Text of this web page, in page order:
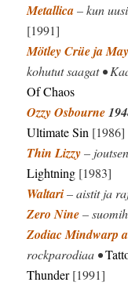
Metallica– kun
[1991]
Mötley Crüe ja
kohutut saagat •
Of Chaos
Ozzy Osbourne
Ultimate Sin [1986]
Thin Lizzy–
Lightning [1983]
Waltari– aistit ja
Zero Nine–
Zodiac Mindwarp
rockparodiaa •
Thunder[1991]